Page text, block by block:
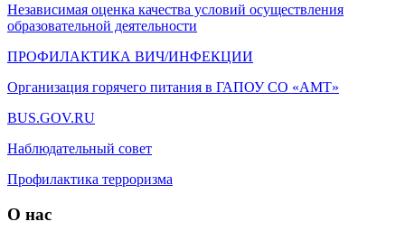
Независимая оценка качества условий осуществления
образовательной деятельности
ПРОФИЛАКТИКА ВИЧ/ИНФЕКЦИИ
Организация горячего питания в ГАПОУ СО «АМТ»
BUS.GOV.RU
Наблюдательный совет
Профилактика терроризма
О нас